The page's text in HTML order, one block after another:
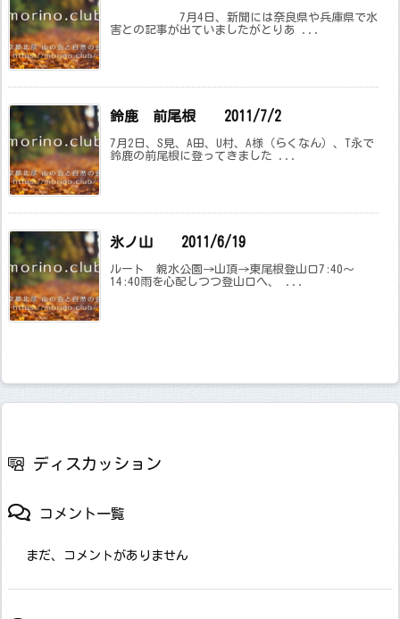
7月4日、新聞には奈良県や兵庫県で水
害との記事が出ていましたがとりあ ...
鈴鹿 前尾根 2011/7/2
7月2日、S見、A田、U村、A様（らくなん）、T永で
鈴鹿の前尾根に登ってきました ...
氷ノ山 2011/6/19
ルート 親水公園→山頂→東尾根登山口7:40～
14:40雨を心配しつつ登山口へ、 ...
ディスカッション
コメント一覧
まだ、コメントがありません